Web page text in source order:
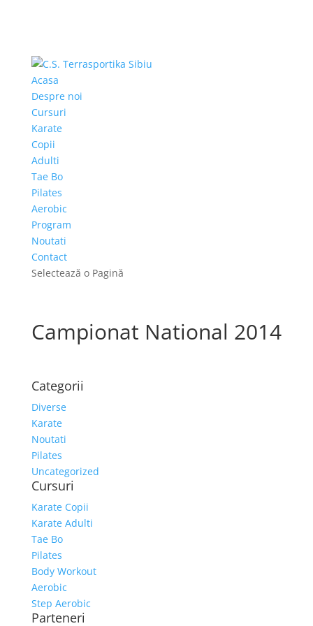
Acasa
Despre noi
Cursuri
Karate
Copii
Adulti
Tae Bo
Pilates
Aerobic
Program
Noutati
Contact
Selectează o Pagină
Campionat National 2014
Categorii
Diverse
Karate
Noutati
Pilates
Uncategorized
Cursuri
Karate Copii
Karate Adulti
Tae Bo
Pilates
Body Workout
Aerobic
Step Aerobic
Parteneri